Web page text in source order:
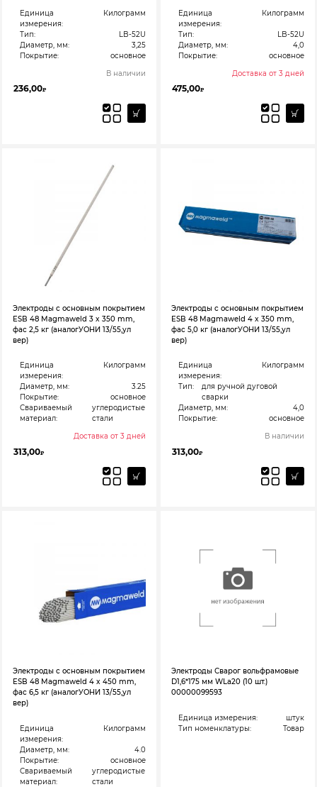
Единица
измерения:
Килограмм
Тип:
LB-52U
Диаметр, мм:
3,25
Покрытие:
основное
В наличии
236,00₽
Единица
измерения:
Килограмм
Тип:
LB-52U
Диаметр, мм:
4,0
Покрытие:
основное
Доставка от 3 дней
475,00₽
Электроды с основным покрытием
ESB 48 Magmaweld 3 x 350 mm,
фас 2,5 кг (аналогУОНИ 13/55,ул
вер)
Единица
измерения:
Килограмм
Диаметр, мм:
3.25
Покрытие:
основное
Свариваемый
материал:
углеродистые
стали
Доставка от 3 дней
313,00₽
Электроды с основным покрытием
ESB 48 Magmaweld 4 x 350 mm,
фас 5,0 кг (аналогУОНИ 13/55,ул
вер)
Единица
измерения:
Килограмм
Тип:
для ручной дуговой
сварки
Диаметр, мм:
4,0
Покрытие:
основное
В наличии
313,00₽
Электроды с основным покрытием
ESB 48 Magmaweld 4 x 450 mm,
фас 6,5 кг (аналогУОНИ 13/55,ул
вер)
Единица
измерения:
Килограмм
Диаметр, мм:
4.0
Покрытие:
основное
Свариваемый
материал:
углеродистые
стали
Электроды Сварог вольфрамовые
D1,6*175 мм WLa20 (10 шт.)
00000099593
Единица измерения:
штук
Тип номенклатуры:
Товар